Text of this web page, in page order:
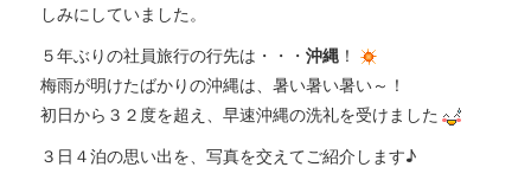
しみにしていました。
５年ぶりの社員旅行の行先は・・・ 沖縄！
梅雨が明けたばかりの沖縄は、暑い暑い暑い～！
初日から３２度を超え、早速沖縄の洗礼を受けました
３日４泊の思い出を、写真を交えてご紹介します♪